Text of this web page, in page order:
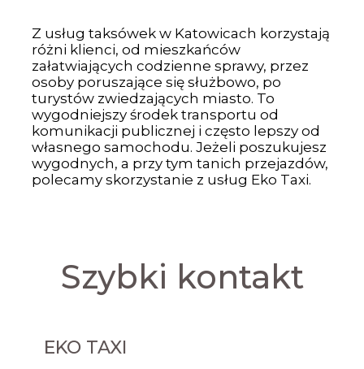
Z usług taksówek w Katowicach korzystają
różni klienci, od mieszkańców
załatwiających codzienne sprawy, przez
osoby poruszające się służbowo, po
turystów zwiedzających miasto. To
wygodniejszy środek transportu od
komunikacji publicznej i często lepszy od
własnego samochodu. Jeżeli poszukujesz
wygodnych, a przy tym tanich przejazdów,
polecamy skorzystanie z usług Eko Taxi.
Szybki kontakt
EKO TAXI